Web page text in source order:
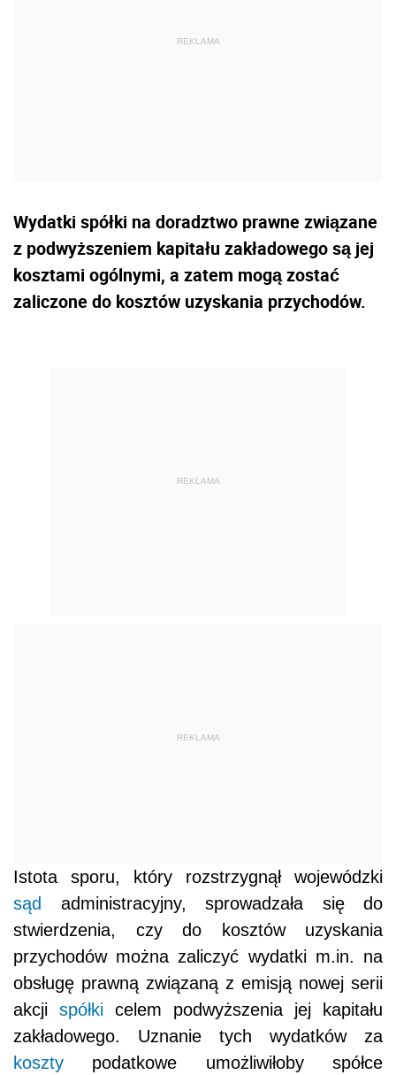
Wydatki spółki na doradztwo prawne związane
z podwyższeniem kapitału zakładowego są jej
kosztami ogólnymi, a zatem mogą zostać
zaliczone do kosztów uzyskania przychodów.
REKLAMA
REKLAMA
Istota sporu, który rozstrzygnął wojewódzki
sąd
administracyjny, sprowadzała się do
stwierdzenia, czy do kosztów uzyskania
przychodów można zaliczyć wydatki m.in. na
obsługę prawną związaną z emisją nowej serii
akcji spółki celem podwyższenia jej kapitału
zakładowego. Uznanie tych wydatków za
koszty podatkowe umożliwiłoby spółce